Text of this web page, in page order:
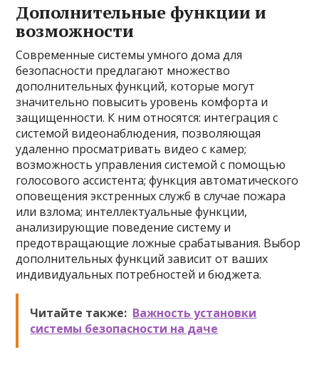
Дополнительные функции и
возможности
Современные системы умного дома для
безопасности предлагают множество
дополнительных функций, которые могут
значительно повысить уровень комфорта и
защищенности. К ним относятся: интеграция с
системой видеонаблюдения, позволяющая
удаленно просматривать видео с камер;
возможность управления системой с помощью
голосового ассистента; функция автоматического
оповещения экстренных служб в случае пожара
или взлома; интеллектуальные функции,
анализирующие поведение систему и
предотвращающие ложные срабатывания. Выбор
дополнительных функций зависит от ваших
индивидуальных потребностей и бюджета.
Читайте также: Важность установки
системы безопасности на даче